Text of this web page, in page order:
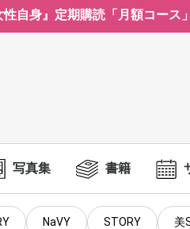
性自身』定期購読「月額コース
写真集 書籍
NaVY STORY 美